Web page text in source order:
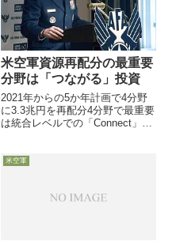
米空軍資源再配分の最重要
分野は「つながる」投資
2021年からの5か年計画で4分野
に3.3兆円を再配分4分野で最重要
は統合レベルでの「Connect」
協会主催のイベントでGoldfein米
米空軍